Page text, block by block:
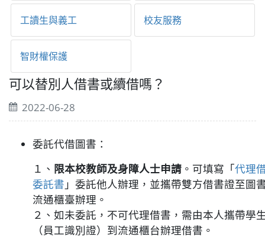
工讀生與義工 校友服務
智財權保護
可以替別人借書或續借嗎？
2022-06-28
委託代借圖書：
１、 限本校教師及身障人士申請 。可填寫「代理
委託書 」委託他人辦理，並攜帶雙方借書證至圖
流通櫃臺辦理。
２、如未委託，不可代理借書，需由本人攜帶學
（員工識別證）到流通櫃台辦理借書。